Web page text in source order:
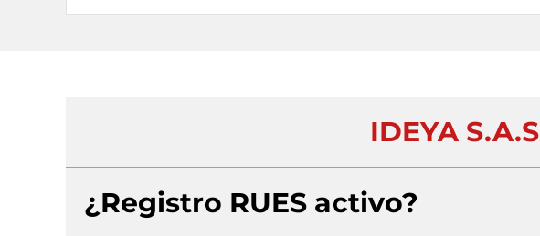
IDEYA S.A.S
¿Registro RUES activo?